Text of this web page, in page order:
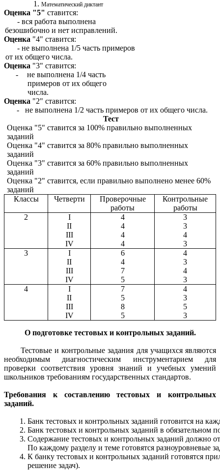
Математический диктант
Оценка "5" ставится:
- вся работа выполнена
безошибочно и нет исправлений.
Оценка "4" ставится:
- не выполнена 1/5 часть примеров
от их общего числа.
Оценка "3" ставится:
-
не выполнена 1/4 часть
примеров от их общего
числа.
Оценка "2" ставится:
- не выполнена 1/2 часть примеров от их общего числа.
Тест
Оценка "5" ставится за 100% правильно выполненных
заданий
Оценка "4" ставится за 80% правильно выполненных
заданий
Оценка "3" ставится за 60% правильно выполненных
заданий
Оценка "2" ставится, если правильно выполнено менее 60%
заданий
Классы
Четверти
Проверочные
работы
Контрольные
работы
2
I
II
III
IV
4
4
4
4
3
3
4
3
3
I
II
III
IV
6
4
7
5
4
3
4
3
4
I
II
III
IV
7
5
8
5
4
3
5
3
О подготовке тестовых и контрольных заданий.
Тестовые и контрольные задания для учащихся являются
необходимым диагностическим инструментарием для
проверки соответствия уровня знаний и учебных умений
школьников требованиям государственных стандартов.
Требования к составлению тестовых и контрольных
заданий.
Банк тестовых и контрольных заданий готовится на
Банк тестовых и контрольных заданий в обязательном
Содержание тестовых и контрольных заданий должно
По каждому разделу и теме готовятся разноуровневые
К банку тестовых и контрольных заданий готовятся
решение задач).